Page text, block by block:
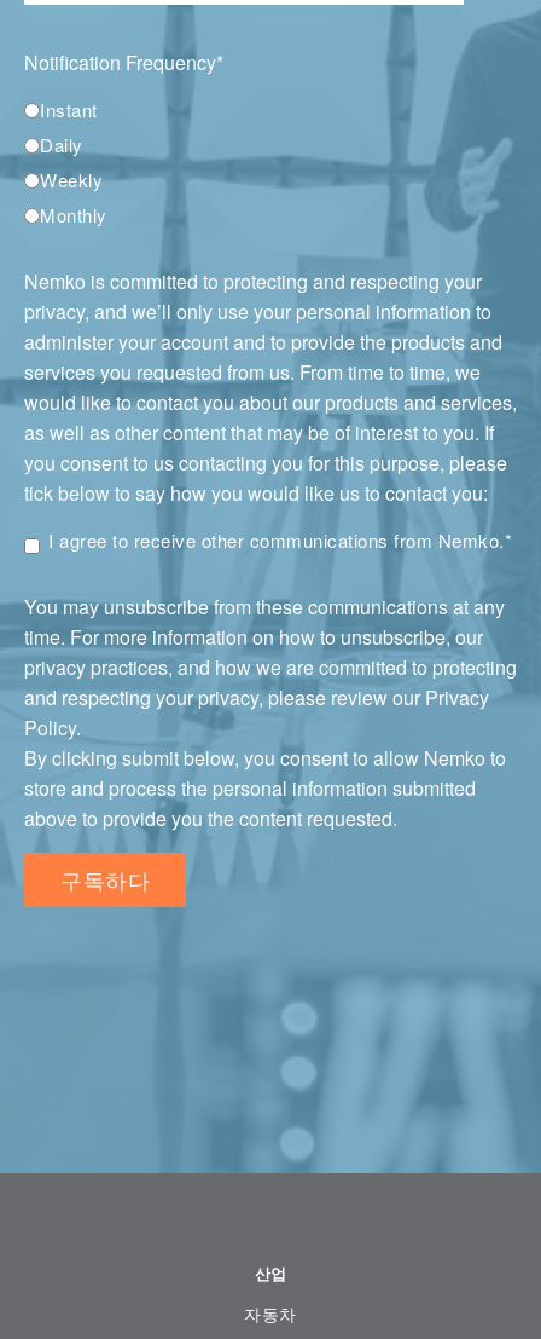
Notification Frequency*
Instant
Daily
Weekly
Monthly
Nemko is committed to protecting and respecting your
privacy, and we’ll only use your personal information to
administer your account and to provide the products and
services you requested from us. From time to time, we
would like to contact you about our products and services,
as well as other content that may be of interest to you. If
you consent to us contacting you for this purpose, please
tick below to say how you would like us to contact you:
I agree to receive other communications from Nemko.*
You may unsubscribe from these communications at any
time. For more information on how to unsubscribe, our
privacy practices, and how we are committed to protecting
and respecting your privacy, please review our Privacy
Policy.
By clicking submit below, you consent to allow Nemko to
store and process the personal information submitted
above to provide you the content requested.
산업
자동차